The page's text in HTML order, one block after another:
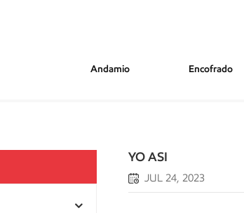
Andamio Encofrado
YO ASI
JUL 24, 2023